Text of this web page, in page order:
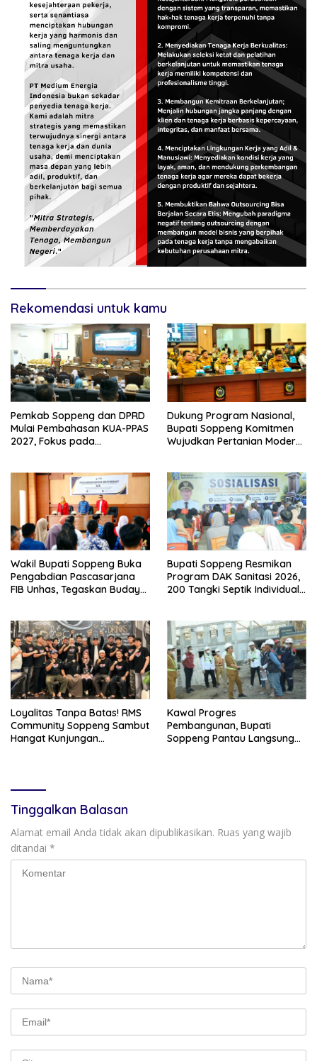
Rekomendasi untuk kamu
Pemkab Soppeng dan DPRD
Mulai Pembahasan KUA-PPAS
2027, Fokus pada
Dukung Program Nasional,
Bupati Soppeng Komitmen
Wujudkan Pertanian Modern
Wakil Bupati Soppeng Buka
Pengabdian Pascasarjana
FIB Unhas, Tegaskan Budaya
Bupati Soppeng Resmikan
Program DAK Sanitasi 2026,
200 Tangki Septik Individual
Loyalitas Tanpa Batas! RMS
Community Soppeng Sambut
Hangat Kunjungan
Kawal Progres
Pembangunan, Bupati
Soppeng Pantau Langsung
Tinggalkan Balasan
Alamat email Anda tidak akan dipublikasikan. Ruas yang wajib
ditandai *